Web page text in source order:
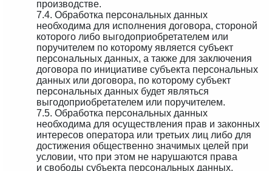
производстве.
7.4. Обработка персональных данных
необходима для исполнения договора, стороной
которого либо выгодоприобретателем или
поручителем по которому является субъект
персональных данных, а также для заключения
договора по инициативе субъекта персональных
данных или договора, по которому субъект
персональных данных будет являться
выгодоприобретателем или поручителем.
7.5. Обработка персональных данных
необходима для осуществления прав и законных
интересов оператора или третьих лиц либо для
достижения общественно значимых целей при
условии, что при этом не нарушаются права
и свободы субъекта персональных данных.